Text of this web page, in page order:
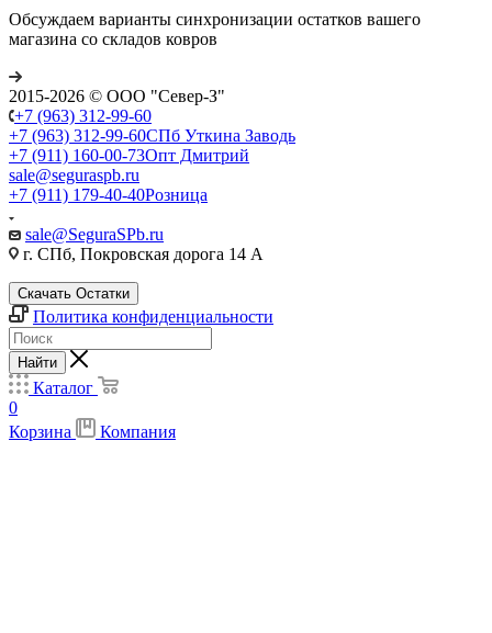
Обсуждаем варианты синхронизации остатков вашего
магазина со складов ковров
2015-2026 © ООО "Север-З"
+7 (963) 312-99-60
+7 (963) 312-99-60СПб Уткина Заводь
+7 (911) 160-00-73Опт Дмитрий
sale@seguraspb.ru
+7 (911) 179-40-40Розница
sale@SeguraSPb.ru
г. СПб, Покровская дорога 14 А
Скачать Остатки
Политика конфиденциальности
Найти
Каталог
0
Корзина
Компания